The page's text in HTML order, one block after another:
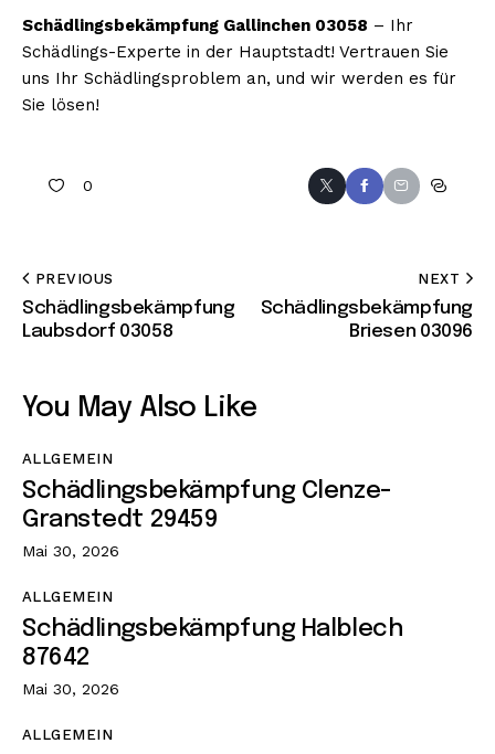
Schädlingsbekämpfung Gallinchen 03058 – Ihr
Schädlings-Experte in der Hauptstadt! Vertrauen Sie
uns Ihr Schädlingsproblem an, und wir werden es für
Sie lösen!
0
PREVIOUS
Schädlingsbekämpfung
Laubsdorf 03058
NEXT
Schädlingsbekämpfung
Briesen 03096
You May Also Like
ALLGEMEIN
Schädlingsbekämpfung Clenze-
Granstedt 29459
Mai 30, 2026
ALLGEMEIN
Schädlingsbekämpfung Halblech
87642
Mai 30, 2026
ALLGEMEIN